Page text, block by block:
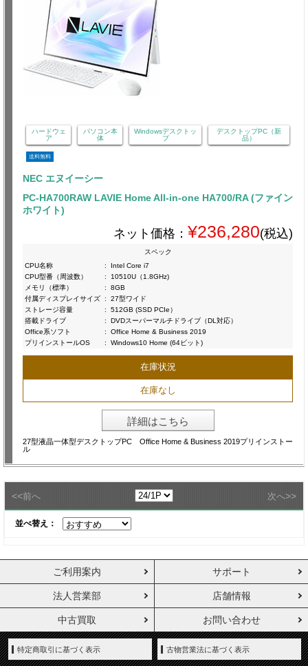
ハードウェ
ア
パソコン本
体
Windowsデスクトッ
プ
デスクトップPC（新
品）
送料無料
NEC エヌイーシー
PC-HA700RAW LAVIE Home All-in-one HA700/RA (ファイン
ホワイト)
ネット価格： ¥236,280(税込)
スペック
CPU名称
:
Intel Core i7
CPU型番（周波数）
:
10510U（1.8GHz)
メモリ（標準）
:
8GB
付属ディスプレイサイズ :
27型ワイド
ストレージ容量
:
512GB (SSD PCIe）
搭載ドライブ
:
DVDスーパーマルチドライブ（DL対応）
Office系ソフト
:
Office Home & Business 2019
プリインストールOS
: Windows10 Home (64ビット)
在庫状況
在庫なし
詳細はこちら
27型液晶一体型デスクトップPC Office Home & Business 2019プリインストー
ル
<<前へ 次へ>>
並べ替え：
ご利用案内 サポート
法人営業部 店舗情報
中古買取 お問い合わせ
特定商取引に基づく表示 古物営業法に基づく表示